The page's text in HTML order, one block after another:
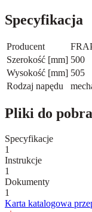
Specyfikacja
Producent
Szerokość [mm] 500
Wysokość [mm] 505
Rodzaj napędu
Pliki do
Specyfikacje
1
Instrukcje
1
Dokumenty
1
Karta katalogowa